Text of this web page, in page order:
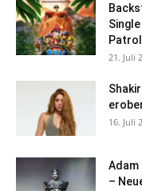
21. Juli
16. Juli
–